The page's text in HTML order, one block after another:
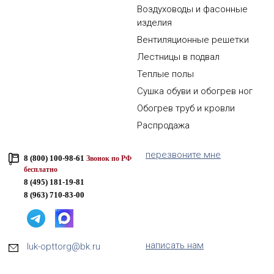
Воздуховоды и фасонные
изделия
Вентиляционные решетки
Лестницы в подвал
Теплые полы
Сушка обуви и обогрев ног
Обогрев труб и кровли
Распродажа
8 (800) 100-98-61 Звонок по РФ
бесплатно
8 (495) 181-19-81
8 (963) 710-83-00
перезвоните мне
luk-opttorg@bk.ru написать нам